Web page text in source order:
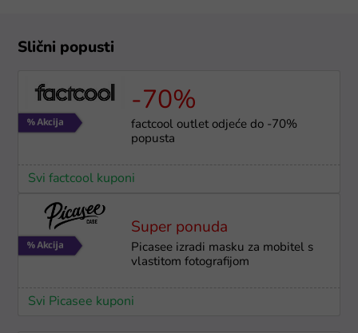
Slični popusti
-70%
factcool outlet odjeće do -70%
popusta
Svi factcool kuponi
Super ponuda
Picasee izradi masku za mobitel s
vlastitom fotografijom
Svi Picasee kuponi